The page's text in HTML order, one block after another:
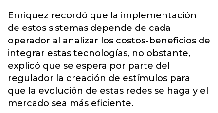
Enriquez recordó que la implementación
de estos sistemas depende de cada
operador al analizar los costos-beneficios de
integrar estas tecnologías, no obstante,
explicó que se espera por parte del
regulador la creación de estímulos para
que la evolución de estas redes se haga y el
mercado sea más eficiente.